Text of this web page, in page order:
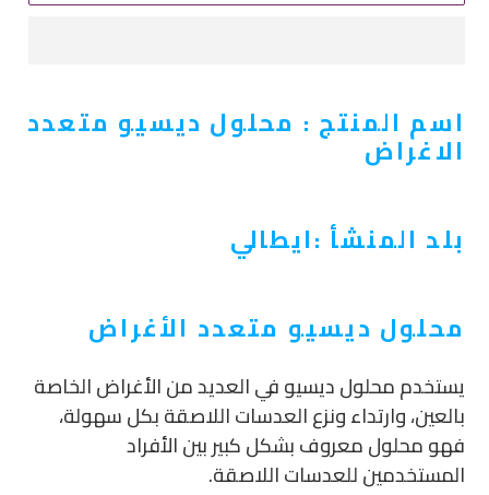
منتج
إلى
الخاصة
بك
اسم المنتج : محلول ديسيو متعدد
الاغراض
بلد المنشأ :ايطالي
محلول ديسيو متعدد الأغراض
يستخدم محلول ديسيو في العديد من الأغراض الخاصة
بالعين، وارتداء ونزع العدسات اللاصقة بكل سهولة،
فهو محلول معروف بشكل كبير بين الأفراد
المستخدمين للعدسات اللاصقة.